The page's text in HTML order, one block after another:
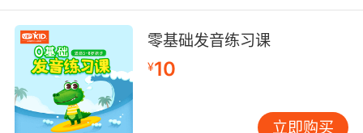
零基础发音练习课
¥10
立即购买